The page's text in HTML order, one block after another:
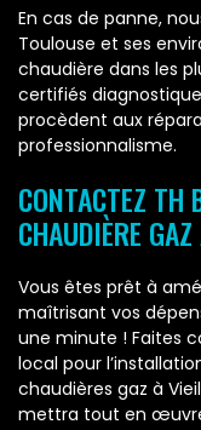
En cas de panne,
Toulouse et ses
chaudière dans les
certifiés
procèdent aux
professionnalisme.
CONTACTEZ TH
CHAUDIÈRE
Vous êtes prêt à
maîtrisant vos
une minute ! Faites
local pour
chaudières gaz à
mettra tout en